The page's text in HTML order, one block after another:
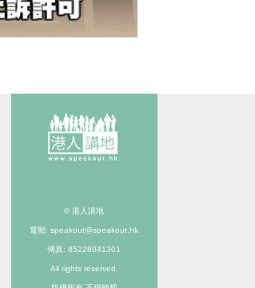
© 港人講地
電郵: speakout@speakout.hk
傳真: 85228041301
All rights reserved.